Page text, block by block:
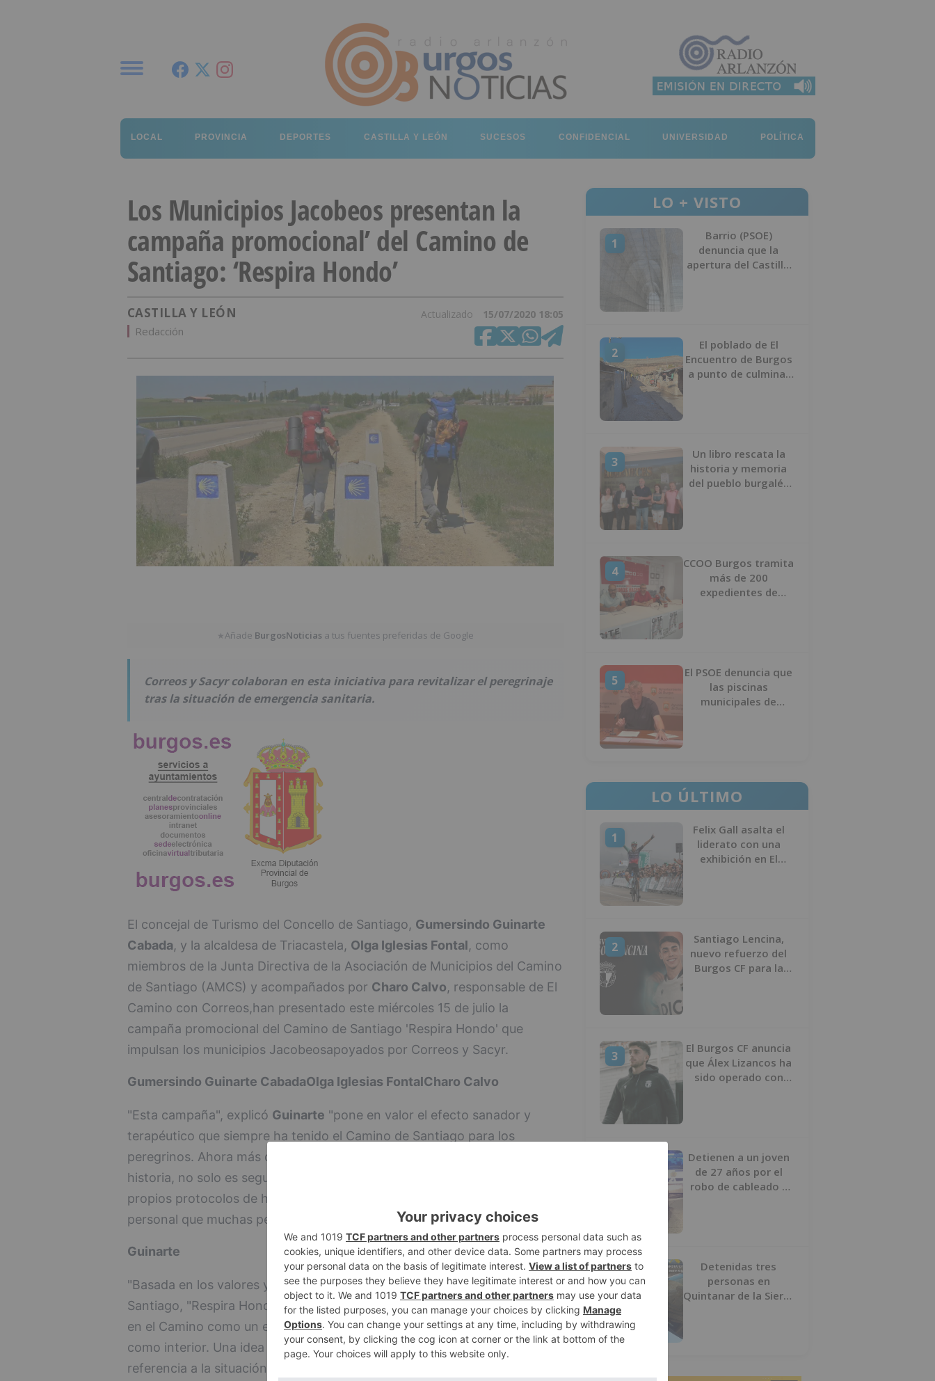
LOCAL PROVINCIA DEPORTES CASTILLA Y LEÓN SUCESOS CONFIDENCIAL UNIVERSIDAD POLÍTICA
Los Municipios Jacobeos presentan la
campaña promocional’ del Camino de
Santiago: ‘Respira Hondo’
CASTILLA Y LEÓN Actualizado 15/07/2020 18:05
Redacción
★Añade BurgosNoticias a tus fuentes preferidas de Google
Correos y Sacyr colaboran en esta iniciativa para revitalizar el peregrinaje
tras la situación de emergencia sanitaria.
El concejal de Turismo del Concello de Santiago, Gumersindo Guinarte
Cabada, y la alcaldesa de Triacastela, Olga Iglesias Fontal, como
miembros de la Junta Directiva de la Asociación de Municipios del Camino
de Santiago (AMCS) y acompañados por Charo Calvo, responsable de El
Camino con Correos,han presentado este miércoles 15 de julio la
campaña promocional del Camino de Santiago 'Respira Hondo' que
impulsan los municipios Jacobeosapoyados por Correos y Sacyr.
Gumersindo Guinarte CabadaOlga Iglesias FontalCharo Calvo
"Esta campaña", explicó Guinarte "pone en valor el efecto sanador y
terapéutico que siempre ha tenido el Camino de Santiago para los
peregrinos. Ahora más que nunca creemos que esta ruta de mil años de
historia, no solo es segura sanitariamente hablando, pues cuenta con sus
propios protocolos de higiene, si no que puede suponer la experiencia
personal que muchas personas están buscando ahora mismo".
Guinarte
"Basada en los valores y retos personales que aporta el Camino de
Santiago, "Respira Hondo" es una llamada de atención que pone el foco
en el Camino como un espacio de libertad y seguridad tanto exterior
como interior. Una idea creativa de carácter conceptual que hace
referencia a la situación anímica de buena parte del país. Es, a su vez, una
LO + VISTO
1
Barrio (PSOE)
denuncia que la
apertura del Castillo
2
El poblado de El
Encuentro de Burgos
a punto de culminar
3
Un libro rescata la
historia y memoria
del pueblo burgalés
4
CCOO Burgos tramita
más de 200
expedientes de
5
El PSOE denuncia que
las piscinas
municipales de
LO ÚLTIMO
1
Felix Gall asalta el
liderato con una
exhibición en El
2
Santiago Lencina,
nuevo refuerzo del
Burgos CF para la
3
El Burgos CF anuncia
que Álex Lizancos ha
sido operado con
Detienen a un joven
de 27 años por el
robo de cableado y
5
Detenidas tres
personas en
Quintanar de la Sierra